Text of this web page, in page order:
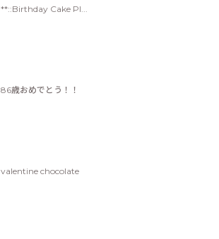
**::Birthday Cake Pl...
86歳おめでとう！！
valentine chocolate